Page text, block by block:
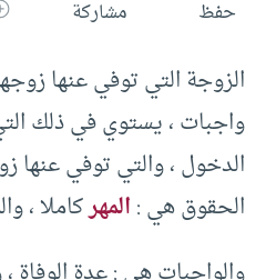
حفظ مشاركة
الزوجة التي توفي عنها
واجبات ، يستوي في ذلك
الدخول ، والتي توفي عنها
الحقوق هي :المهركاملا ،